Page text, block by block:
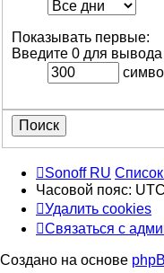
Показывать первые:
Введите 0 для
Sonoff RU
Часовой пояс:
Удалить cookies
Связаться с
Создано на основе